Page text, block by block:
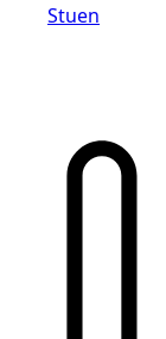
Stuen